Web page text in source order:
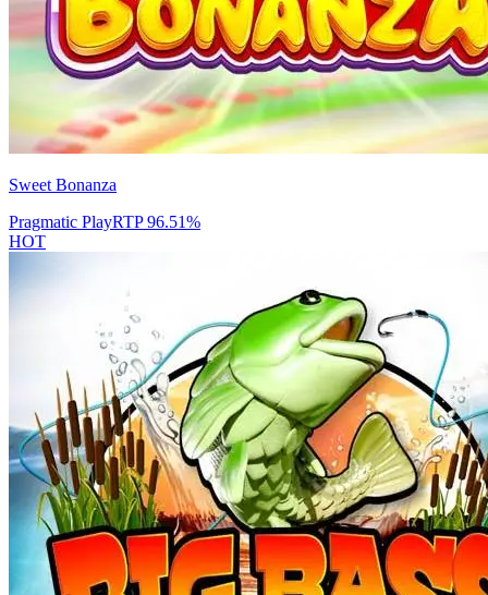
Sweet Bonanza
Pragmatic PlayRTP96.51%
HOT